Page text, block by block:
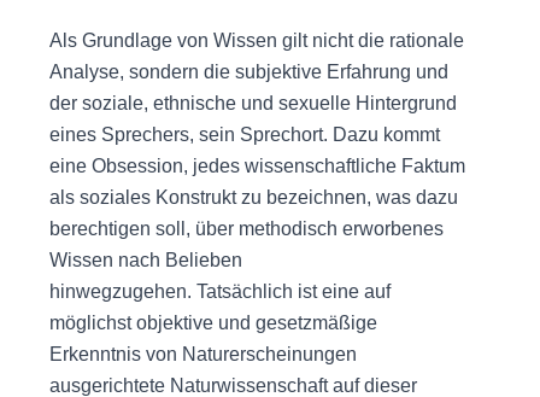
Als Grundlage von Wissen gilt nicht die rationale
Analyse, sondern die subjektive Erfahrung und
der soziale, ethnische und sexuelle Hintergrund
eines Sprechers, sein Sprechort. Dazu kommt
eine Obsession, jedes wissenschaftliche Faktum
als soziales Konstrukt zu bezeichnen, was dazu
berechtigen soll, über methodisch erworbenes
Wissen nach Belieben
hinwegzugehen. Tatsächlich ist eine auf
möglichst objektive und gesetzmäßige
Erkenntnis von Naturerscheinungen
ausgerichtete Naturwissenschaft auf dieser